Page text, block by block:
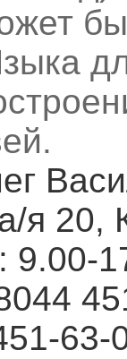
я 20,
: 9.00-
63-